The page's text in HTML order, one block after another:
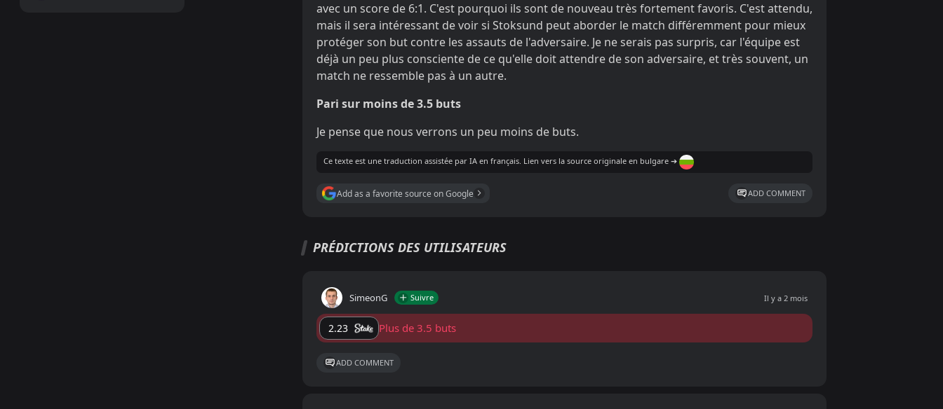
avec un score de 6:1. C'est pourquoi ils sont de nouveau très fortement favoris. C'est attendu,
mais il sera intéressant de voir si Stoksund peut aborder le match différemment pour mieux
protéger son but contre les assauts de l'adversaire. Je ne serais pas surpris, car l'équipe est
déjà un peu plus consciente de ce qu'elle doit attendre de son adversaire, et très souvent, un
match ne ressemble pas à un autre.
Pari sur moins de 3.5 buts
Je pense que nous verrons un peu moins de buts.
Ce texte est une traduction assistée par IA en français. Lien vers la source originale en bulgare ➔
Add as a favorite source on Google ADD COMMENT
PRÉDICTIONS DES UTILISATEURS
SimeonG Suivre Il y a 2 mois
2.23 Plus de 3.5 buts
ADD COMMENT